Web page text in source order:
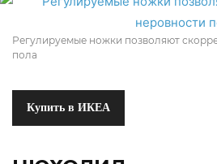
Регулируемые ножки позволяют
пола
Купить в ИКЕА